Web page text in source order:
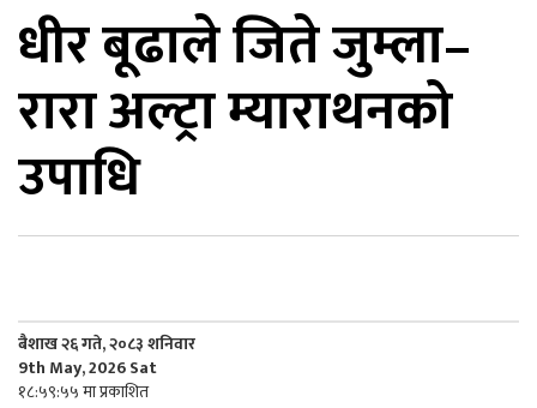
धीर बूढाले जिते जुम्ला–
रारा अल्ट्रा म्याराथनको
उपाधि
बैशाख २६ गते, २०८३ शनिवार
9th May, 2026 Sat
१८:५९:५५ मा प्रकाशित